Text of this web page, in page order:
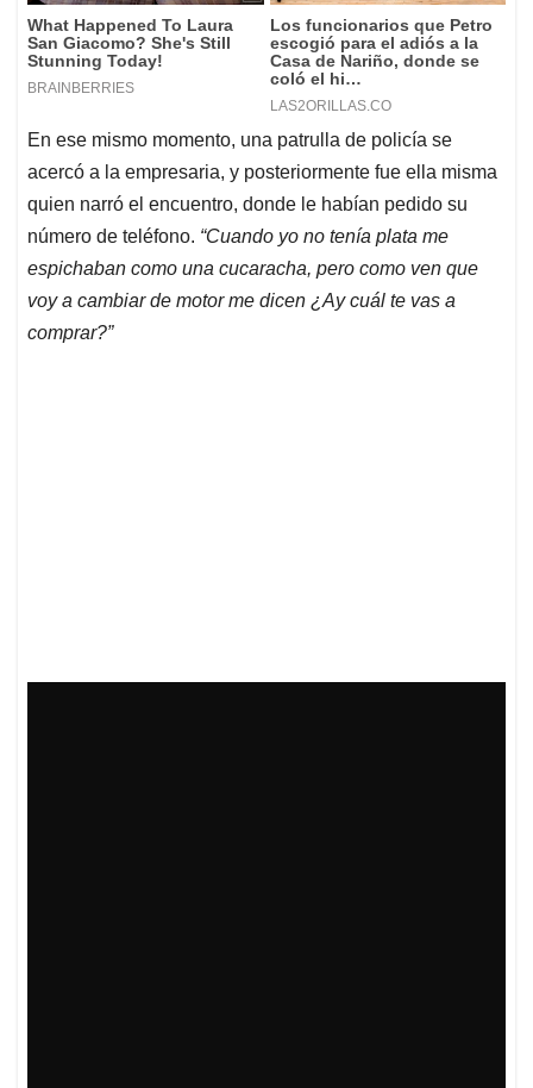
En ese mismo momento, una patrulla de policía se
acercó a la empresaria, y posteriormente fue ella misma
quien narró el encuentro, donde le habían pedido su
número de teléfono. “Cuando yo no tenía plata me
espichaban como una cucaracha, pero como ven que
voy a cambiar de motor me dicen ¿Ay cuál te vas a
comprar?”